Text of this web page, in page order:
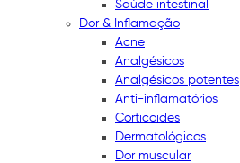
Saúde intestinal
Dor & Inflamação
Acne
Analgésicos
Analgésicos potentes
Anti-inflamatórios
Corticoides
Dermatológicos
Dor muscular